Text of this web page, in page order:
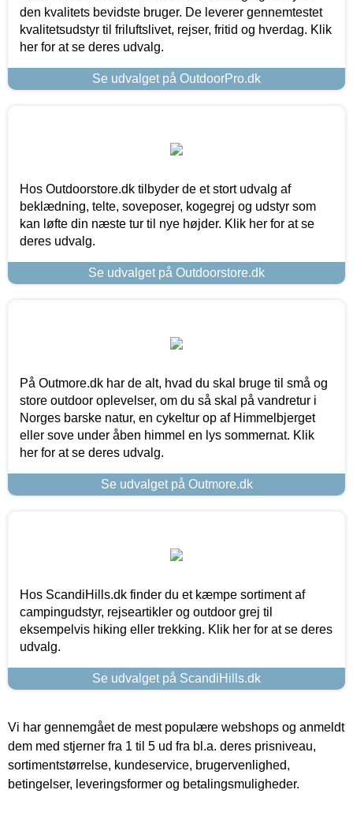
den kvalitets bevidste bruger. De leverer gennemtestet
kvalitetsudstyr til friluftslivet, rejser, fritid og hverdag. Klik
her for at se deres udvalg.
Se udvalget på OutdoorPro.dk
Hos Outdoorstore.dk tilbyder de et stort udvalg af
beklædning, telte, soveposer, kogegrej og udstyr som
kan løfte din næste tur til nye højder. Klik her for at se
deres udvalg.
Se udvalget på Outdoorstore.dk
På Outmore.dk har de alt, hvad du skal bruge til små og
store outdoor oplevelser, om du så skal på vandretur i
Norges barske natur, en cykeltur op af Himmelbjerget
eller sove under åben himmel en lys sommernat. Klik
her for at se deres udvalg.
Se udvalget på Outmore.dk
Hos ScandiHills.dk finder du et kæmpe sortiment af
campingudstyr, rejseartikler og outdoor grej til
eksempelvis hiking eller trekking. Klik her for at se deres
udvalg.
Se udvalget på ScandiHills.dk
Vi har gennemgået de mest populære webshops og anmeldt
dem med stjerner fra 1 til 5 ud fra bl.a. deres prisniveau,
sortimentstørrelse, kundeservice, brugervenlighed,
betingelser, leveringsformer og betalingsmuligheder.